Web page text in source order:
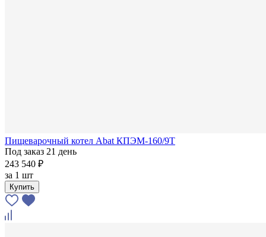
Пищеварочный котел Abat КПЭМ-160/9Т
Под заказ 21 день
243 540 ₽
за 1 шт
Купить